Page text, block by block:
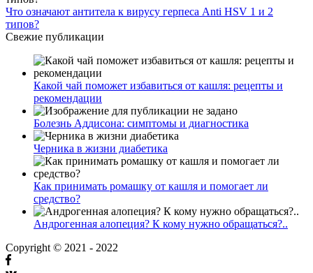
Что означают антитела к вирусу герпеса Anti HSV 1 и 2
типов?
Свежие публикации
Какой чай поможет избавиться от кашля: рецепты и
рекомендации
Болезнь Аддисона: симптомы и диагностика
Черника в жизни диабетика
Как принимать ромашку от кашля и помогает ли
средство?
Андрогенная алопеция? К кому нужно обращаться?..
Copyright © 2021 - 2022